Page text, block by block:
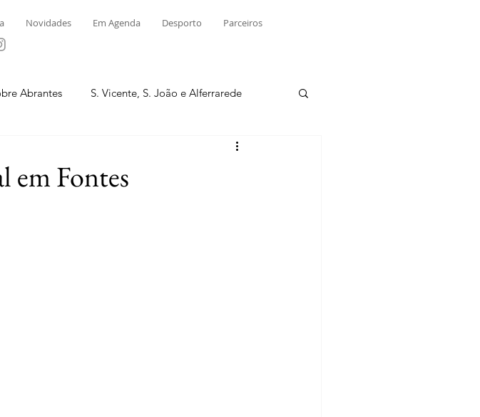
Novidades Em Agenda Desporto Parceiros
Abrantes S. Vicente, S. João e Alferrarede
em Fontes